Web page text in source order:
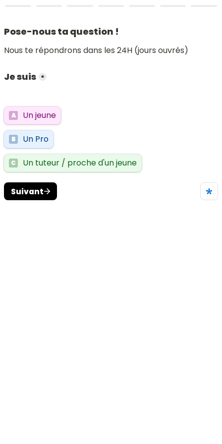
Pose-nous ta question !
Nous te répondrons dans les 24H (jours ouvrés)
Je suis *
A Un jeune
B Un Pro
C Un tuteur / proche d'un jeune
Suivant